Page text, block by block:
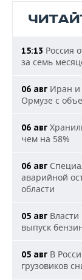
15:13 Россия
за семь
06 авг Иран и
Ормузе с
06 авг
чем на 58%
06 авг
аварийной
области
05 авг
выпуск
05 авг В
грузовиков